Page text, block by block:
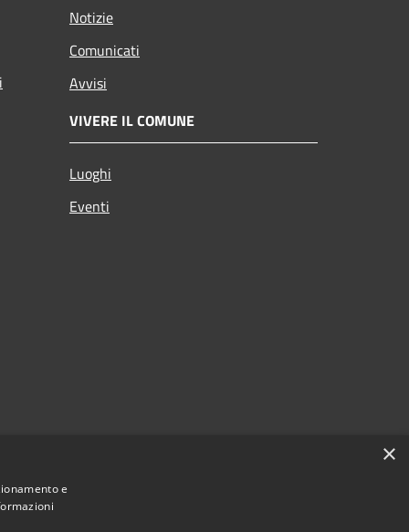
Notizie
Comunicati
Avvisi
VIVERE IL COMUNE
Luoghi
Eventi
×
e